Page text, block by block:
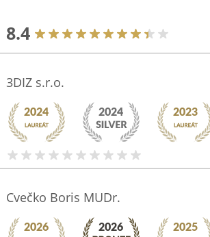
8.4
3DIZ s.r.o.
Cvečko Boris MUDr.